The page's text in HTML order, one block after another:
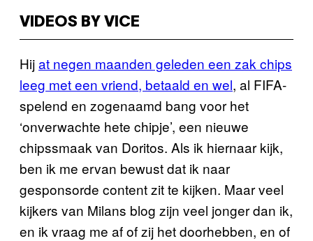
VIDEOS BY VICE
Hijat negen maanden geleden een zak chips
leeg met een vriend, betaald en wel, al FIFA-
spelend en zogenaamd bang voor het
‘onverwachte hete chipje’, een nieuwe
chipssmaak van Doritos. Als ik hiernaar kijk,
ben ik me ervan bewust dat ik naar
gesponsorde content zit te kijken. Maar veel
kijkers van Milans blog zijn veel jonger dan ik,
en ik vraag me af of zij het doorhebben, en of